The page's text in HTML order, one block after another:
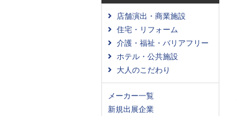
店舗演出・商業施設
住宅・リフォーム
介護・福祉・バリアフリー
ホテル・公共施設
大人のこだわり
メーカー一覧
新規出展企業